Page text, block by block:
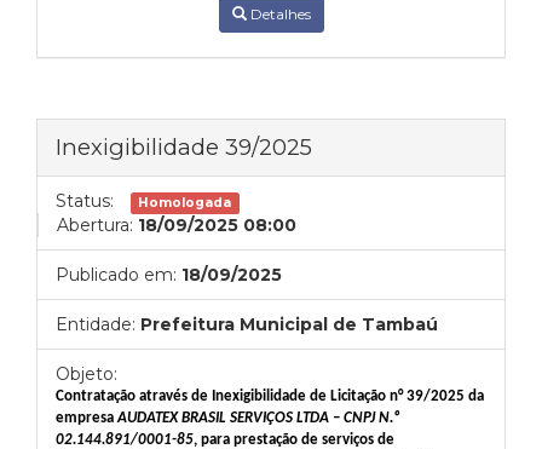
Detalhes
Inexigibilidade 39/2025
Status: Homologada
Abertura: 18/09/2025 08:00
Publicado em: 18/09/2025
Entidade: Prefeitura Municipal de Tambaú
Objeto:
Contratação através de Inexigibilidade de Licitação n° 39/2025 da
empresaAUDATEX BRASIL SERVIÇOS LTDA – CNPJ N.º
02.144.891/0001-85, para prestação de serviços de